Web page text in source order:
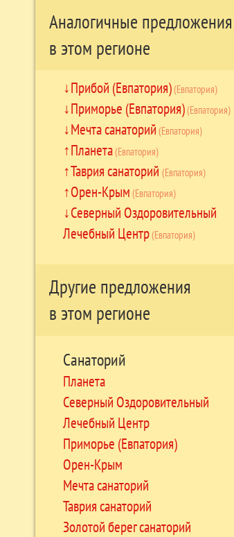
Аналогичные предложения
в этом регионе
Прибой (Евпатория)(Евпатория)
Приморье (Евпатория)(Евпатория)
Мечта санаторий (Евпатория)
Планета(Евпатория)
Таврия санаторий (Евпатория)
Орен-Крым (Евпатория)
Северный Оздоровительный
Лечебный Центр(Евпатория)
Другие предложения
в этом регионе
Санаторий
Планета
Северный Оздоровительный
Лечебный Центр
Приморье (Евпатория)
Орен-Крым
Мечта санаторий
Таврия санаторий
Золотой берег санаторий